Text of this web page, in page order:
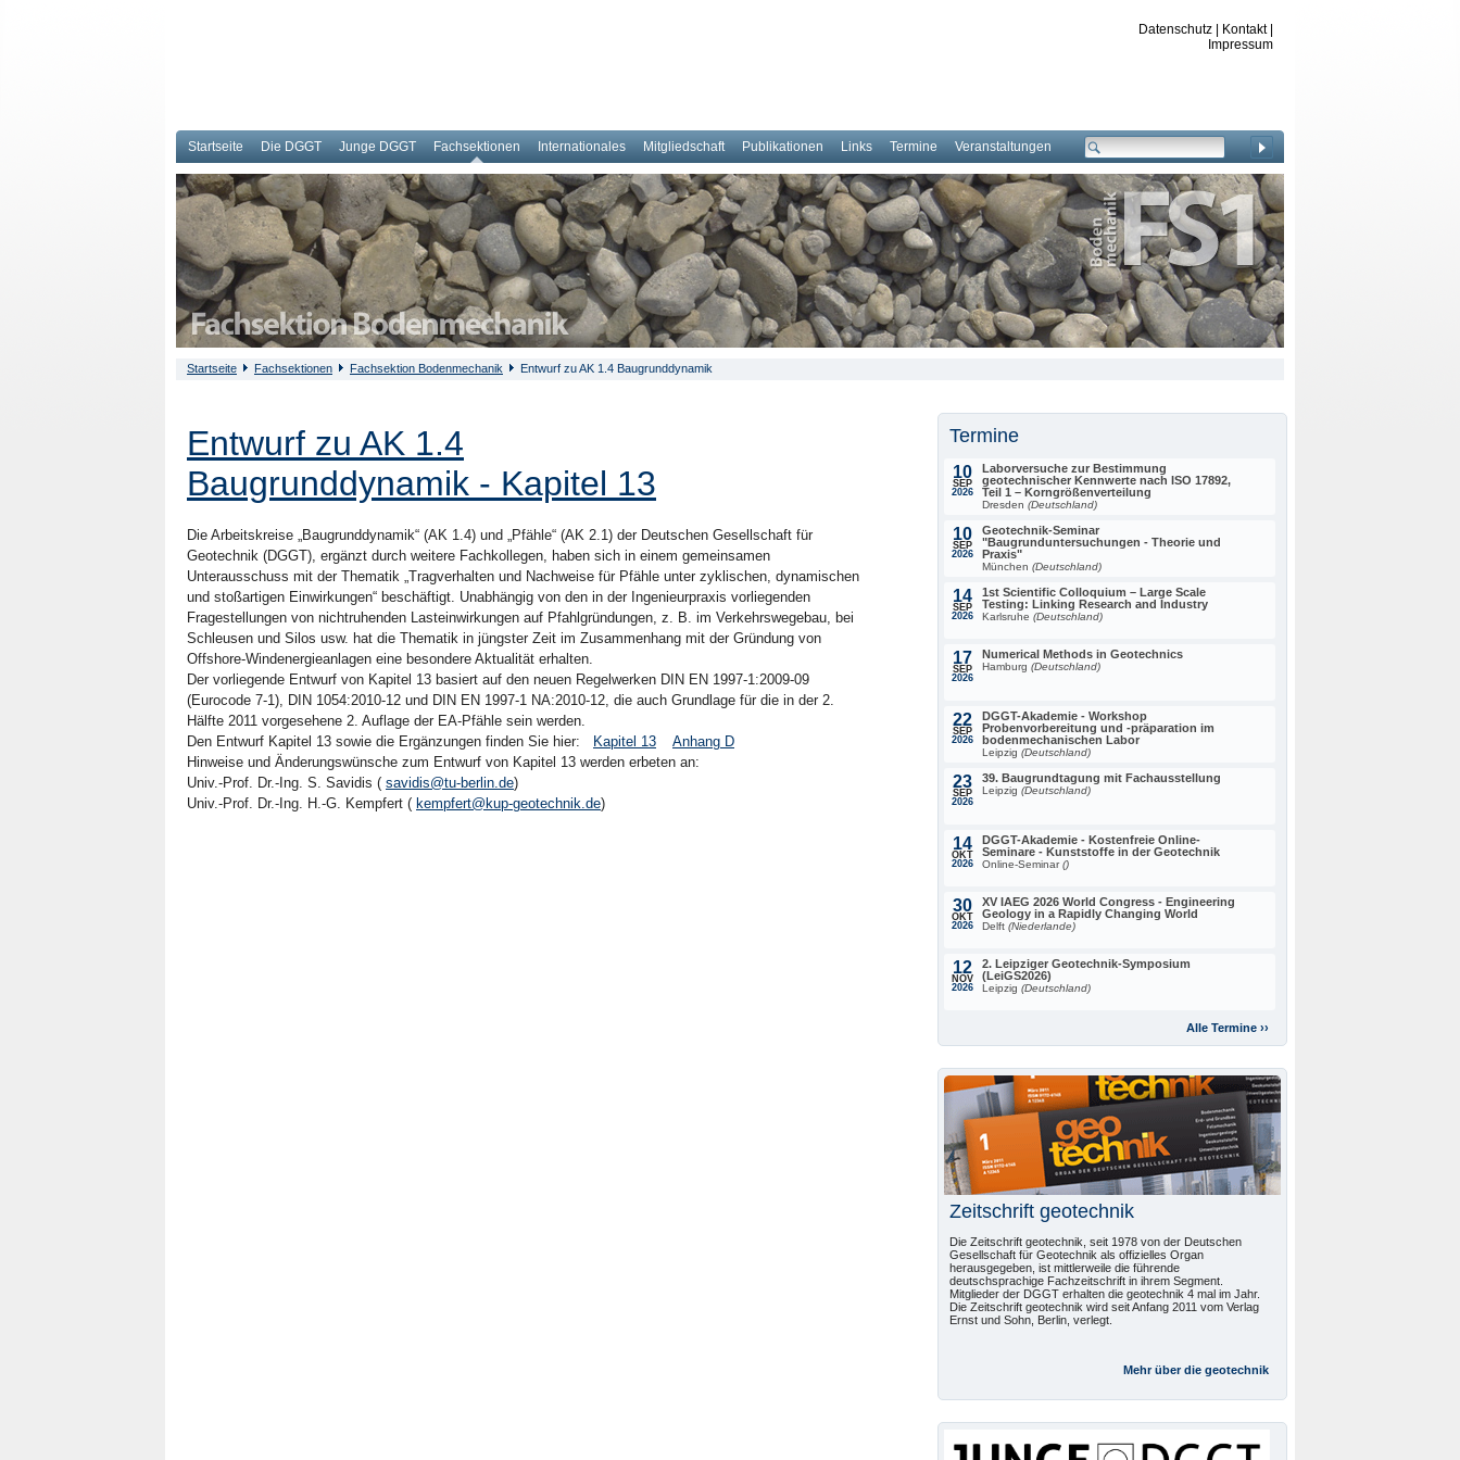
Datenschutz Kontakt|
Impressum
Startseite Die DGGT Junge DGGT Fachsektionen Internationales Mitgliedschaft Publikationen Links Termine Veranstaltungen
Startseite Fachsektionen Fachsektion Bodenmechanik Entwurf zu AK 1.4 Baugrunddynamik
Entwurf zu AK 1.4
Baugrunddynamik - Kapitel 13
Die Arbeitskreise „Baugrunddynamik“ (AK 1.4) und „Pfähle“ (AK 2.1) der Deutschen Gesellschaft für
Geotechnik (DGGT), ergänzt durch weitere Fachkollegen, haben sich in einem gemeinsamen
Unterausschuss mit der Thematik „Tragverhalten und Nachweise für Pfähle unter zyklischen, dynamischen
und stoßartigen Einwirkungen“ beschäftigt. Unabhängig von den in der Ingenieurpraxis vorliegenden
Fragestellungen von nichtruhenden Lasteinwirkungen auf Pfahlgründungen, z. B. im Verkehrswegebau, bei
Schleusen und Silos usw. hat die Thematik in jüngster Zeit im Zusammenhang mit der Gründung von
Offshore-Windenergieanlagen eine besondere Aktualität erhalten.
Der vorliegende Entwurf von Kapitel 13 basiert auf den neuen Regelwerken DIN EN 1997-1:2009-09
(Eurocode 7-1), DIN 1054:2010-12 und DIN EN 1997-1 NA:2010-12, die auch Grundlage für die in der 2.
Hälfte 2011 vorgesehene 2. Auflage der EA-Pfähle sein werden.
Den Entwurf Kapitel 13 sowie die Ergänzungen finden Sie hier:
Kapitel 13
Anhang D
Hinweise und Änderungswünsche zum Entwurf von Kapitel 13 werden erbeten an:
Univ.-Prof. Dr.-Ing. S. Savidis ( savidis@tu-berlin.de)
Univ.-Prof. Dr.-Ing. H.-G. Kempfert ( kempfert@kup-geotechnik.de)
Termine
10
SEP
2026
Laborversuche zur Bestimmung
geotechnischer Kennwerte nach ISO 17892,
Teil 1 – Korngrößenverteilung
Dresden (Deutschland)
10
SEP
2026
Geotechnik-Seminar
"Baugrunduntersuchungen - Theorie und
Praxis"
München (Deutschland)
14
SEP
2026
1st Scientific Colloquium – Large Scale
Testing: Linking Research and Industry
Karlsruhe (Deutschland)
17
SEP
2026
Numerical Methods in Geotechnics
Hamburg (Deutschland)
22
SEP
2026
DGGT-Akademie - Workshop
Probenvorbereitung und -präparation im
bodenmechanischen Labor
Leipzig (Deutschland)
23
SEP
2026
39. Baugrundtagung mit Fachausstellung
Leipzig (Deutschland)
14
OKT
2026
DGGT-Akademie - Kostenfreie Online-
Seminare - Kunststoffe in der Geotechnik
Online-Seminar()
30
OKT
2026
XV IAEG 2026 World Congress - Engineering
Geology in a Rapidly Changing World
Delft (Niederlande)
12
NOV
2026
2. Leipziger Geotechnik-Symposium
(LeiGS2026)
Leipzig (Deutschland)
Alle Termine ››
Zeitschrift geotechnik
Die Zeitschrift geotechnik, seit 1978 von der Deutschen
Gesellschaft für Geotechnik als offizielles Organ
herausgegeben, ist mittlerweile die führende
deutschsprachige Fachzeitschrift in ihrem Segment.
Mitglieder der DGGT erhalten die geotechnik 4 mal im Jahr.
Die Zeitschrift geotechnik wird seit Anfang 2011 vom Verlag
Ernst und Sohn, Berlin, verlegt.
Mehr über die geotechnik